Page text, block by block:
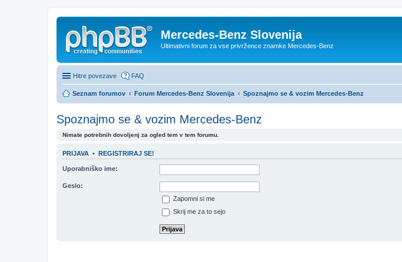
Mercedes-Benz Slovenija
Ultimativni forum za vse privržence znamke Mercedes-Benz
Hitre povezave FAQ
Seznam forumov Forum Mercedes-Benz Slovenija Spoznajmo se & vozim Mercedes-Benz
Spoznajmo se & vozim Mercedes-Benz
Nimate potrebnih dovoljenj za ogled tem v tem forumu.
PRIJAVA • REGISTRIRAJ SE!
Uporabniško ime:
Geslo:
Zapomni si me
Skrij me za to sejo